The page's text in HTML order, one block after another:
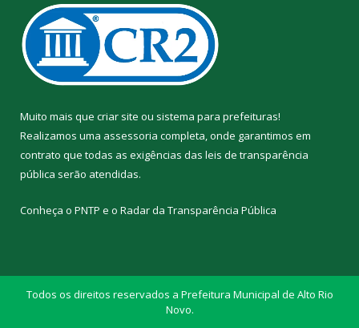
Muito mais que criar site ou sistema para prefeituras!
Realizamos uma assessoria completa, onde garantimos em
contrato que todas as exigências das leis de transparência
pública serão atendidas.
Conheça o PNTP e o Radar da Transparência Pública
Todos os direitos reservados a Prefeitura Municipal de Alto Rio
Novo.